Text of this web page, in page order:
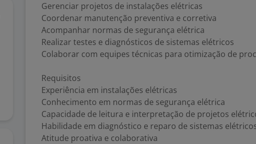
Gerenciar projetos de instalações elétricas
Coordenar manutenção preventiva e corretiva
Acompanhar normas de segurança elétrica
Realizar testes e diagnósticos de sistemas elétricos
Colaborar com equipes técnicas para otimização de
Requisitos
Experiência em instalações elétricas
Conhecimento em normas de segurança elétrica
Capacidade de leitura e interpretação de projetos
Habilidade em diagnóstico e reparo de sistemas
Atitude proativa e colaborativa